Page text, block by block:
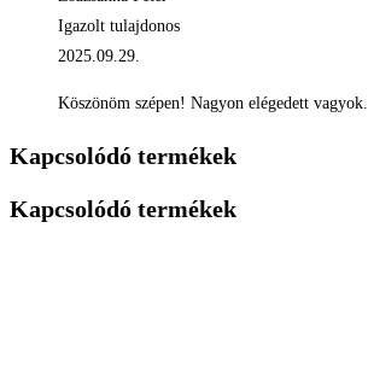
Igazolt tulajdonos
2025.09.29.
Köszönöm szépen! Nagyon elégedett vagyok.
Kapcsolódó termékek
Kapcsolódó termékek